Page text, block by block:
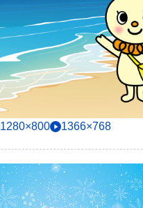
1280×800 1366×768